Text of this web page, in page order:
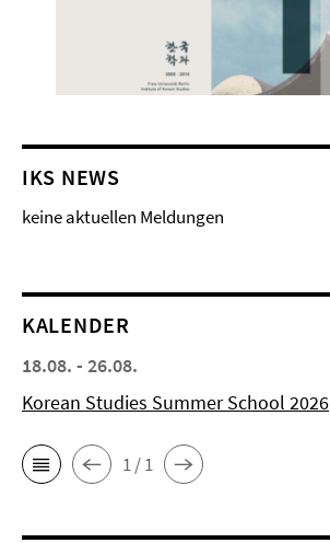
IKS NEWS
keine aktuellen Meldungen
KALENDER
18.08. - 26.08.
Korean Studies Summer School 2026
1 / 1